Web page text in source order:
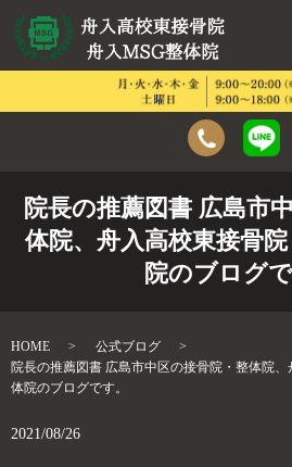
院長の推薦図書 広島市
体院、舟入高校東接骨
院のブログで
HOME
公式ブログ
院長の推薦図書 広島市中区の接骨院・整体院
体院のブログです。
2021/08/26